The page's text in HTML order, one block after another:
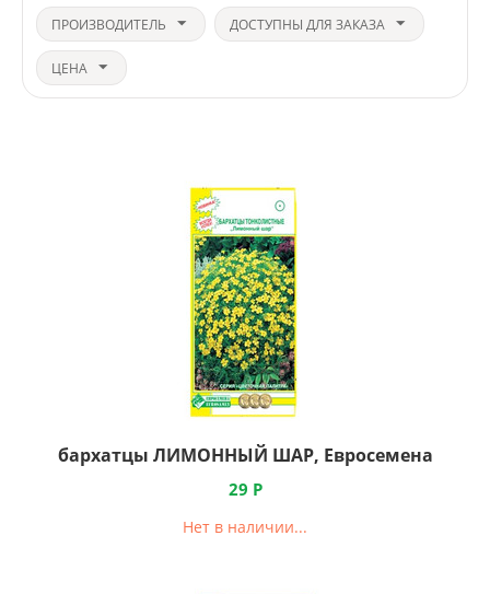
ПРОИЗВОДИТЕЛЬ ДОСТУПНЫ ДЛЯ ЗАКАЗА
ЦЕНА
бархатцы ЛИМОННЫЙ ШАР, Евросемена
29 Р
Нет в наличии...